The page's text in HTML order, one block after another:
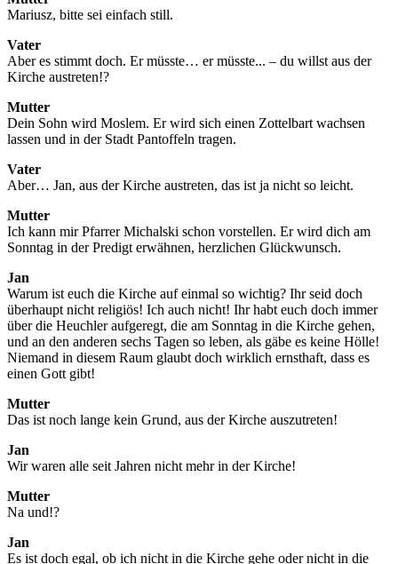
Mariusz, bitte sei einfach still.
Vater
Aber es stimmt doch. Er müsste… er müsste... – du willst aus der
Kirche austreten!?
Mutter
Dein Sohn wird Moslem. Er wird sich einen Zottelbart wachsen
lassen und in der Stadt Pantoffeln tragen.
Vater
Aber… Jan, aus der Kirche austreten, das ist ja nicht so leicht.
Mutter
Ich kann mir Pfarrer Michalski schon vorstellen. Er wird dich am
Sonntag in der Predigt erwähnen, herzlichen Glückwunsch.
Jan
Warum ist euch die Kirche auf einmal so wichtig? Ihr seid doch
überhaupt nicht religiös! Ich auch nicht! Ihr habt euch doch immer
über die Heuchler aufgeregt, die am Sonntag in die Kirche gehen,
und an den anderen sechs Tagen so leben, als gäbe es keine Hölle!
Niemand in diesem Raum glaubt doch wirklich ernsthaft, dass es
einen Gott gibt!
Mutter
Das ist noch lange kein Grund, aus der Kirche auszutreten!
Jan
Wir waren alle seit Jahren nicht mehr in der Kirche!
Mutter
Na und!?
Jan
Es ist doch egal, ob ich nicht in die Kirche gehe oder nicht in die